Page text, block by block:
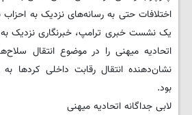
اختلافات حتی به رسانه‌های نزدیک به
یک نشست خبری ترامپ، خبرنگاری نزدیک
اتحادیه میهنی را در موضوع انتقال
نشان‌دهنده انتقال رقابت داخلی کردها
بود.
لابی جداگانه اتحادیه میهنی